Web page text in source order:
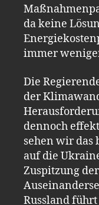
da keine
immer
Die
der
dennoch
sehen wir das
auf die
Zuspitzung
Russland